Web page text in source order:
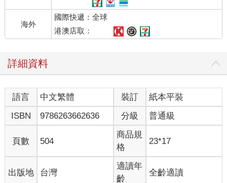
海外
國際快遞：全球
港澳店取：
詳細資料
語言 中文繁體 裝訂
紙本平裝
ISBN
9786263662636 分級 普通級
頁數 504
商品規
格
23*17
出版地 台灣
適讀年
齡
全齡適讀